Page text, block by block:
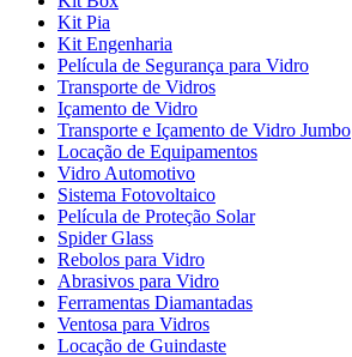
Kit Pia
Kit Engenharia
Película de Segurança para Vidro
Transporte de Vidros
Içamento de Vidro
Transporte e Içamento de Vidro Jumbo
Locação de Equipamentos
Vidro Automotivo
Sistema Fotovoltaico
Película de Proteção Solar
Spider Glass
Rebolos para Vidro
Abrasivos para Vidro
Ferramentas Diamantadas
Ventosa para Vidros
Locação de Guindaste